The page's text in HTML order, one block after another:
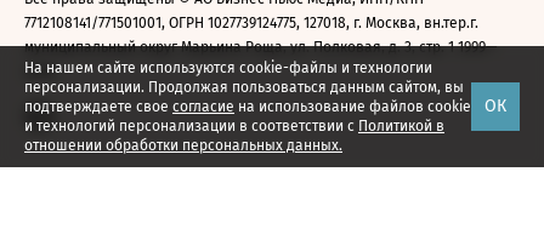
На нашем сайте используются cookie-файлы и технологии
персонализации. Продолжая пользоваться данным сайтом, вы
подтверждаете свое согласие на использование файлов cookie
и технологий персонализации в соответствии с Политикой в
отношении обработки персональных данных.
ОК
7712108141/771501001, ОГРН 1027739124775, 127018, г. Москва, вн.тер.г.
муниципальный округ Марьина Роща, ул. Полковая, д. 3, стр. 1 1999—
2026